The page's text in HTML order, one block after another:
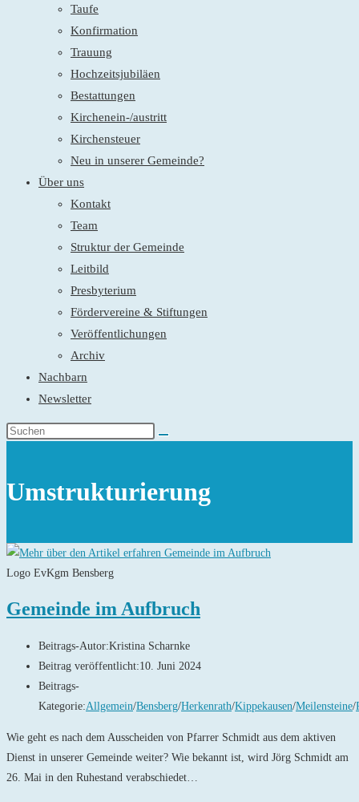
Taufe
Konfirmation
Trauung
Hochzeitsjubiläen
Bestattungen
Kirchenein-/austritt
Kirchensteuer
Neu in unserer Gemeinde?
Über uns
Kontakt
Team
Struktur der Gemeinde
Leitbild
Presbyterium
Fördervereine & Stiftungen
Veröffentlichungen
Archiv
Nachbarn
Newsletter
Umstrukturierung
Logo EvKgm Bensberg
Gemeinde im Aufbruch
Beitrags-Autor:Kristina Scharnke
Beitrag veröffentlicht:10. Juni 2024
Beitrags-
Kategorie:Allgemein/Bensberg/Herkenrath/Kippekausen/Meilensteine/
Wie geht es nach dem Ausscheiden von Pfarrer Schmidt aus dem aktiven
Dienst in unserer Gemeinde weiter? Wie bekannt ist, wird Jörg Schmidt am
26. Mai in den Ruhestand verabschiedet…